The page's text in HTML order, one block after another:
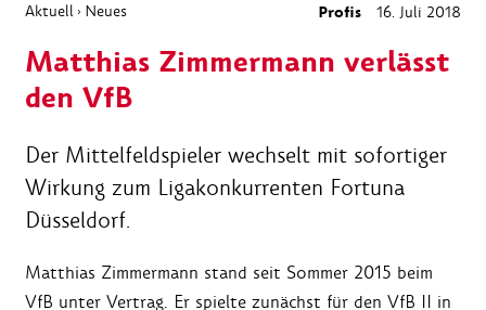
Aktuell › Neues Profis 16. Juli 2018
Matthias Zimmermann verlässt
den VfB
Der Mittelfeldspieler wechselt mit sofortiger
Wirkung zum Ligakonkurrenten Fortuna
Düsseldorf.
Matthias Zimmermann stand seit Sommer 2015 beim
VfB unter Vertrag. Er spielte zunächst für den VfB II in